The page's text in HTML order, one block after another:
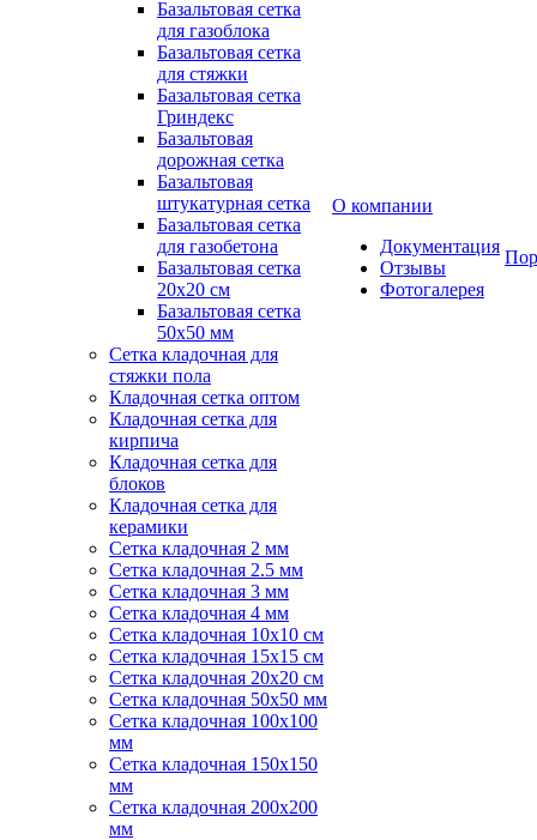
Базальтовая сетка
для газоблока
Базальтовая сетка
для стяжки
Базальтовая сетка
Гриндекс
Базальтовая
дорожная сетка
Базальтовая
штукатурная сетка
Базальтовая сетка
для газобетона
Базальтовая сетка
20x20 см
Базальтовая сетка
50x50 мм
Сетка кладочная для
стяжки пола
Кладочная сетка оптом
Кладочная сетка для
кирпича
Кладочная сетка для
блоков
Кладочная сетка для
керамики
Сетка кладочная 2 мм
Сетка кладочная 2.5 мм
Сетка кладочная 3 мм
Сетка кладочная 4 мм
Сетка кладочная 10x10 см
Сетка кладочная 15x15 см
Сетка кладочная 20x20 см
Сетка кладочная 50x50 мм
Сетка кладочная 100x100
мм
Сетка кладочная 150x150
мм
Сетка кладочная 200x200
мм
О компании
Документация
Отзывы
Фотогалерея